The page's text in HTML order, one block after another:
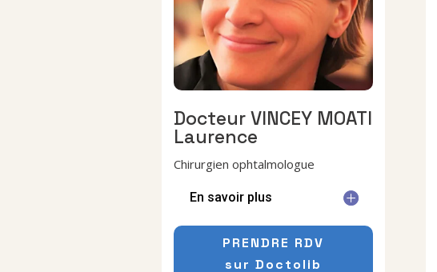
Docteur VINCEY MOATI
Laurence
Chirurgien ophtalmologue
En savoir plus
PRENDRE RDV
sur Doctolib